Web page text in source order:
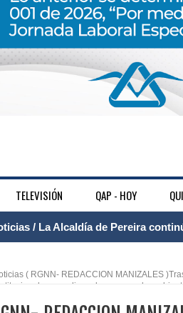
TELEVISIÓN QAP - HOY
/ Agua potable transforma la
/ Población vulnerable en
( RGNN- REDACCION MANIZALES
para aplicar el comparendo